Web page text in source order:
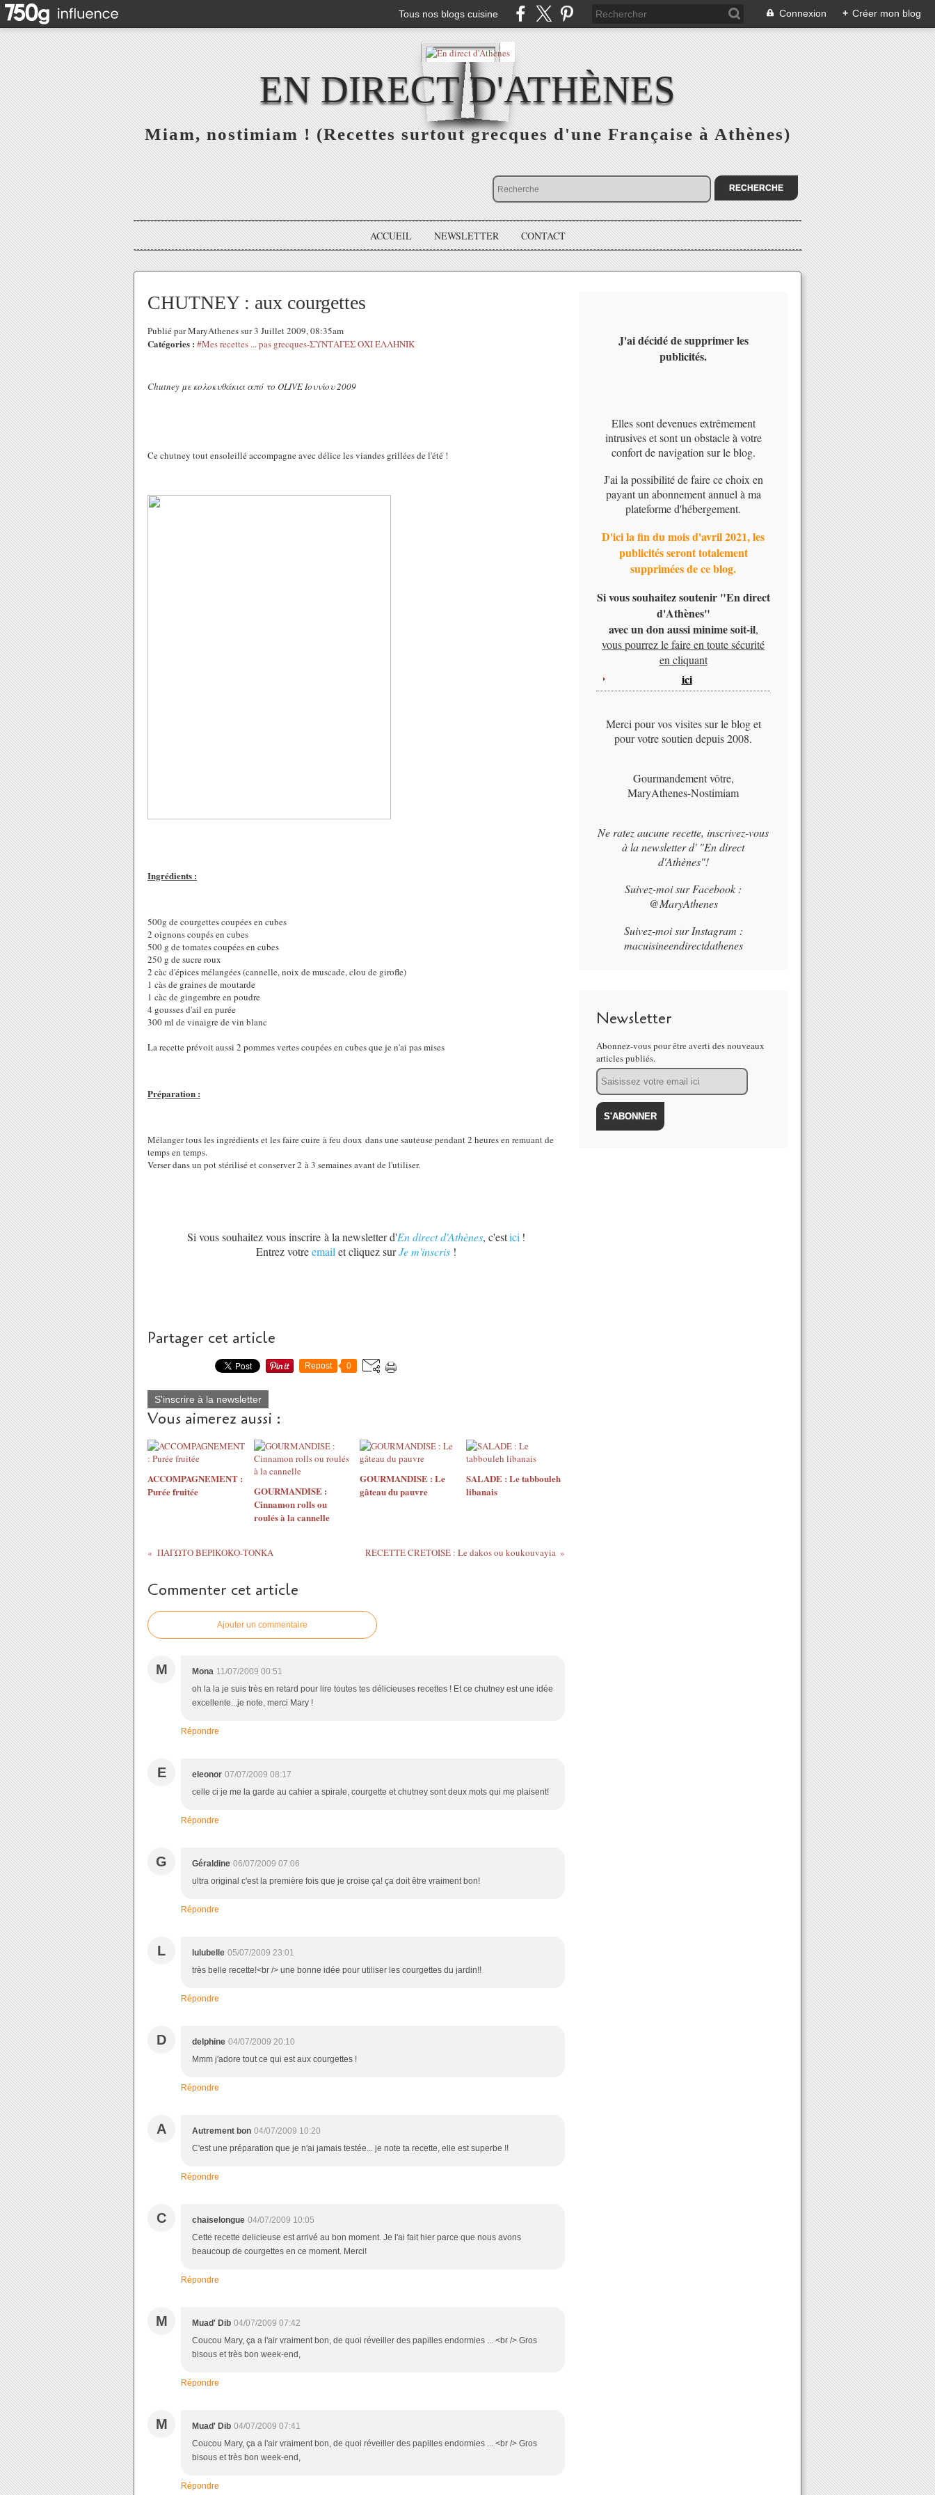
Tous nos blogs cuisine Connexion + Créer mon blog
EN DIRECT D'ATHÈNES
Miam, nostimiam ! (Recettes surtout grecques d'une Française à Athènes)
ACCUEIL NEWSLETTER CONTACT
CHUTNEY : aux courgettes
Publié par MaryAthenes sur 3 Juillet 2009, 08:35am
Catégories : #Mes recettes ... pas grecques-ΣΥΝΤΑΓΕΣ ΟΧΙ ΕΛΛΗΝΙΚ
Chutney με κολοκυθάκια από το OLIVE Ιουνίου 2009
Ce chutney tout ensoleillé accompagne avec délice les viandes grillées de l'été !
Ingrédients :
500g de courgettes coupées en cubes
2 oignons coupés en cubes
500 g de tomates coupées en cubes
250 g de sucre roux
2 càc d'épices mélangées (cannelle, noix de muscade, clou de girofle)
1 càs de graines de moutarde
1 càc de gingembre en poudre
4 gousses d'ail en purée
300 ml de vinaigre de vin blanc
La recette prévoit aussi 2 pommes vertes coupées en cubes que je n'ai pas mises
Préparation :
Mélanger tous les ingrédients et les faire cuire à feu doux dans une sauteuse pendant 2 heures en remuant de
temps en temps.
Verser dans un pot stérilisé et conserver 2 à 3 semaines avant de l'utiliser.
Si vous souhaitez vous inscrire à la newsletter d'En direct d'Athènes, c'estici !
Entrez votreemail et cliquez surJe m'inscris !
Partager cet article
Repost 0
S'inscrire à la newsletter
Vous aimerez aussi :
ACCOMPAGNEMENT :
Purée fruitée
GOURMANDISE :
Cinnamon rolls ou
roulés à la cannelle
GOURMANDISE : Le
gâteau du pauvre
SALADE : Le tabbouleh
libanais
ΠΑΓΩΤΟ ΒΕΡΙΚΟΚΟ-ΤΟΝΚΑ RECETTE CRETOISE : Le dakos ou koukouvayia
Commenter cet article
Ajouter un commentaire
M Mona 11/07/2009 00:51
oh la la je suis très en retard pour lire toutes tes délicieuses recettes ! Et ce chutney est une idée
excellente...je note, merci Mary !
Répondre
E eleonor 07/07/2009 08:17
celle ci je me la garde au cahier a spirale, courgette et chutney sont deux mots qui me plaisent!
Répondre
G Géraldine 06/07/2009 07:06
ultra original c'est la première fois que je croise ça! ça doit être vraiment bon!
Répondre
L lulubelle 05/07/2009 23:01
très belle recette!<br /> une bonne idée pour utiliser les courgettes du jardin!!
Répondre
D delphine 04/07/2009 20:10
Mmm j'adore tout ce qui est aux courgettes !
Répondre
A Autrement bon 04/07/2009 10:20
C'est une préparation que je n'ai jamais testée... je note ta recette, elle est superbe !!
Répondre
C chaiselongue 04/07/2009 10:05
Cette recette delicieuse est arrivé au bon moment. Je l'ai fait hier parce que nous avons
beaucoup de courgettes en ce moment. Merci!
Répondre
M Muad' Dib 04/07/2009 07:42
Coucou Mary, ça a l'air vraiment bon, de quoi réveiller des papilles endormies ... <br /> Gros
bisous et très bon week-end,
Répondre
M Muad' Dib 04/07/2009 07:41
Coucou Mary, ça a l'air vraiment bon, de quoi réveiller des papilles endormies ... <br /> Gros
bisous et très bon week-end,
Répondre
J'ai décidé de supprimer les
publicités.
Elles sont devenues extrêmement
intrusives et sont un obstacle à votre
confort de navigation sur le blog.
J'ai la possibilité de faire ce choix en
payant un abonnement annuel à ma
plateforme d'hébergement.
D'ici la fin du mois d'avril 2021, les
publicités seront totalement
supprimées de ce blog.
Si vous souhaitez soutenir "En direct
d'Athènes"
avec un don aussi minime soit-il,
vous pourrez le faire en toute sécurité
en cliquant
ici
Merci pour vos visites sur le blog et
pour votre soutien depuis 2008.
Gourmandement vôtre,
MaryAthenes-Nostimiam
Ne ratez aucune recette, inscrivez-vous
à la newsletter d' "En direct
d'Athènes"!
Suivez-moi sur Facebook :
@MaryAthenes
Suivez-moi sur Instagram :
macuisineendirectdathenes
Newsletter
Abonnez-vous pour être averti des nouveaux
articles publiés.
Email